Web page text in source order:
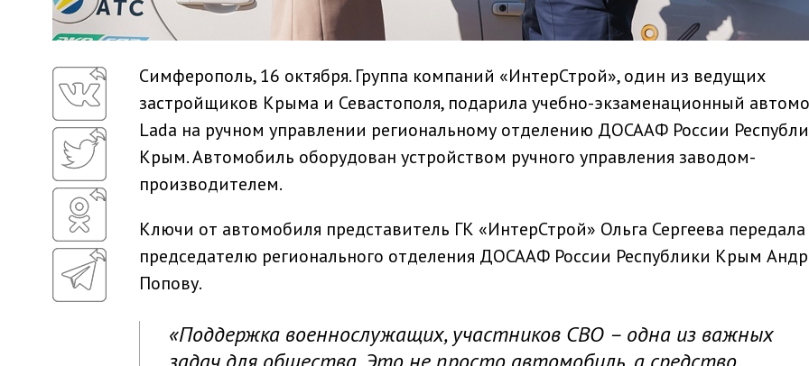
Симферополь, 16 октября. Группа компаний «ИнтерСтрой», один из ведущих
застройщиков Крыма и Севастополя, подарила учебно-экзаменационный
Lada на ручном управлении региональному отделению ДОСААФ России
Крым. Автомобиль оборудован устройством ручного управления заводом-
производителем.
Ключи от автомобиля представитель ГК «ИнтерСтрой» Ольга Сергеева передала
председателю регионального отделения ДОСААФ России Республики Крым
Попову.
«Поддержка военнослужащих, участников СВО – одна из важных